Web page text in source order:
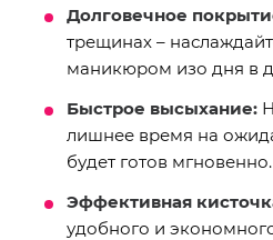
Долговечное
трещинах –
маникюром изо дня в
Быстрое высыхание:
лишнее время на
будет готов мгновенно.
Эффективная
удобного и